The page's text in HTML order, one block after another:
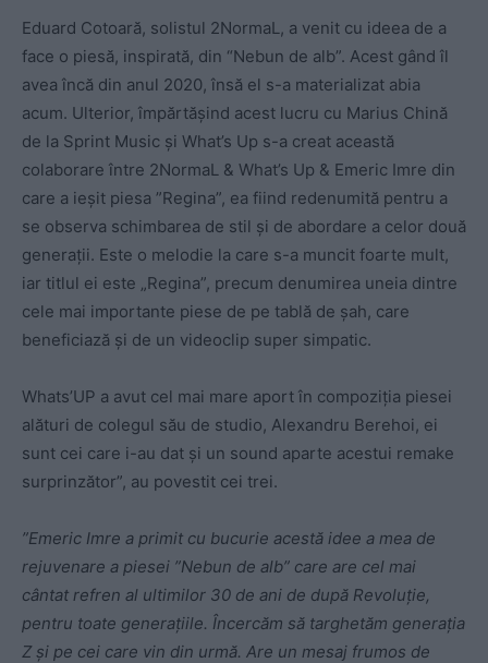
Eduard Cotoară, solistul 2NormaL, a venit cu ideea de a
face o piesă, inspirată, din “Nebun de alb”. Acest gând îl
avea încă din anul 2020, însă el s-a materializat abia
acum. Ulterior, împărtășind acest lucru cu Marius Chină
de la Sprint Music și What’s Up s-a creat această
colaborare între 2NormaL & What’s Up & Emeric Imre din
care a ieșit piesa ”Regina”, ea fiind redenumită pentru a
se observa schimbarea de stil și de abordare a celor două
generații. Este o melodie la care s-a muncit foarte mult,
iar titlul ei este „Regina”, precum denumirea uneia dintre
cele mai importante piese de pe tablă de șah, care
beneficiază și de un videoclip super simpatic.
Whats’UP a avut cel mai mare aport în compoziția piesei
alături de colegul său de studio, Alexandru Berehoi, ei
sunt cei care i-au dat și un sound aparte acestui remake
surprinzător”, au povestit cei trei.
”Emeric Imre a primit cu bucurie acestă idee a mea de
rejuvenare a piesei ”Nebun de alb” care are cel mai
cântat refren al ultimilor 30 de ani de după Revoluție,
pentru toate generațiile. Încercăm să targhetăm generația
Z și pe cei care vin din urmă. Are un mesaj frumos de